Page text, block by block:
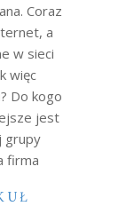
Coraz
a
w sieci
więc
Do kogo
jest
grupy
firma